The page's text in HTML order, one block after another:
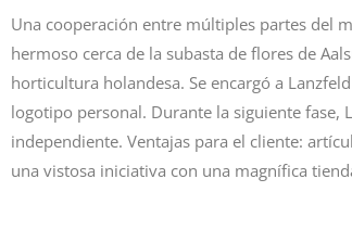
Una cooperación entre múltiples partes del
hermoso cerca de la subasta de flores de
horticultura holandesa. Se encargó a
logotipo personal. Durante la siguiente
independiente. Ventajas para el cliente:
una vistosa iniciativa con una magnífica